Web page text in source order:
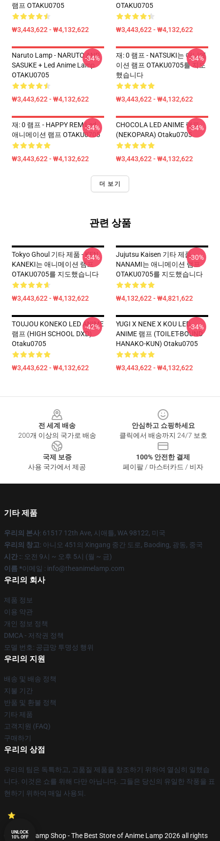
램프 OTAKU0705
₩3,443,622 - ₩4,132,622
OTAKU0705
₩3,443,622 - ₩4,132,622
Naruto Lamp - NARUTO AND
SASUKE + Led Anime Lamp
OTAKU0705
₩3,443,622 - ₩4,132,622
-34%
재: 0 램프 - NATSUKI는 애니메
이션 램프 OTAKU0705를 지도
했습니다
₩3,443,622 - ₩4,132,622
-34%
재: 0 램프 - HAPPY REM Led
애니메이션 램프 OTAKU0705
₩3,443,622 - ₩4,132,622
-34%
CHOCOLA LED ANIME 램프
(NEKOPARA) Otaku0705
₩3,443,622 - ₩4,132,622
-34%
더 보기
관련 상품
Tokyo Ghoul 기타 제품 - KEN
KANEKI는 애니메이션 램프
OTAKU0705를 지도했습니다
₩3,443,622 - ₩4,132,622
-34%
Jujutsu Kaisen 기타 제품 -
NANAMI는 애니메이션 램프
OTAKU0705를 지도했습니다
₩4,132,622 - ₩4,821,622
-30%
TOUJOU KONEKO LED ANIME
램프 (HIGH SCHOOL DXD)
Otaku0705
₩3,443,622 - ₩4,132,622
-42%
YUGI X NENE X KOU LED
ANIME 램프 (TOILET-BOUND
HANAKO-KUN) Otaku0705
₩3,443,622 - ₩4,132,622
-34%
전 세계 배송
200개 이상의 국가로 배송
안심하고 쇼핑하세요
클릭에서 배송까지 24/7 보호
국제 보증
사용 국가에서 제공
100% 안전한 결제
페이팔 / 마스터카드 / 비자
기타 제품
우리의 본사: 61517 12th Ave, 시애틀, WA 98122, 미국
우리의 창고: 아니오 451의 Xingang 중간 도로, Baoding, 광동, 중국
시간 :: 오전 9시 ~ 오후 5시 (월 ~ 금)
이름 *이메일 : info@theanimelamp.com
우리의 회사
제품 정보
이용 약관
개인 정보 정책
DMCA - 저작권 정책
모델 번호: 공급망 투명성 행위
우리의 지원
배송 및 배송 정책
지불 기간
반품 및 환불 정책
기타 제품
고객지원 (FAQ)
구매하기
우리의 상점
우리의 팀은 독특하고, 고품질 제품을 창조하기 위하여 열심히 일했습
니다. 이것은 쇼를 위해 다만 아닙니다. 그들은 당신의 유일한 작풍을 표
현하기 위하여 매일 사용되.
© Anime Lamp Shop - The Best Store of Anime Lamp 2026 all rights
UNLOCK
10% OFF